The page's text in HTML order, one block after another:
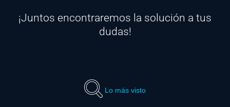
¡Juntos encontraremos la solución a tus
dudas!
Lo más visto